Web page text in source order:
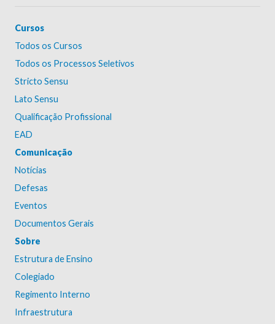
Cursos
Todos os Cursos
Todos os Processos Seletivos
Stricto Sensu
Lato Sensu
Qualificação Profissional
EAD
Comunicação
Notícias
Defesas
Eventos
Documentos Gerais
Sobre
Estrutura de Ensino
Colegiado
Regimento Interno
Infraestrutura